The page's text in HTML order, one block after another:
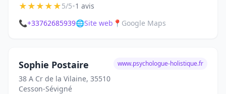
★★★★★5/5•1 avis
📞+33762685939🌐Site web 📍 Google Maps
Sophie Postaire
38 A Cr de la Vilaine, 35510
Cesson-Sévigné
www.psychologue-holistique.fr